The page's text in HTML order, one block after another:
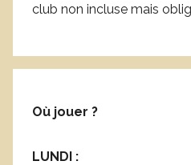
club non incluse mais
Où jouer ?
LUNDI :